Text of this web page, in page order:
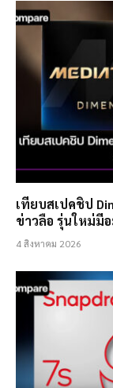
เทียบสเปคชิป
ข่าวลือ รุ่นใหม่มีอ
4 สิงหาคม 2026